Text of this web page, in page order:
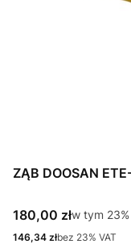
ZĄB DOOSAN
Cena brutto
180,00 złw tym %s
w tym 23%
Cena netto
146,34 złbez 23% VAT